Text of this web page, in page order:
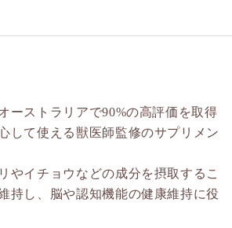
ーストラリアで90%の高評価を取得
して使える獣医師監修のサプリメン
やイチョウなどの成分を摂取するこ
持し、脳や認知機能の健康維持に役